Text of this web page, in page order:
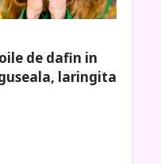
de dafin in
laringita